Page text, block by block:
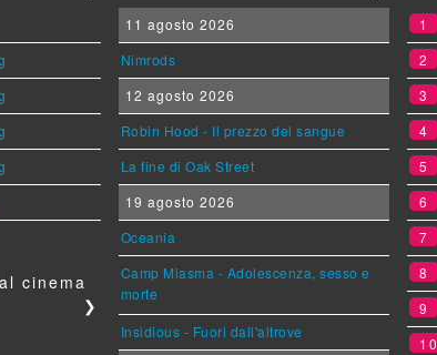
cinema
❯
11 agosto 2026
Nimrods
12 agosto 2026
Robin Hood - Il prezzo del sangue
La fine di Oak Street
19 agosto 2026
Oceania
Camp Miasma - Adolescenza, sesso e
morte
Insidious - Fuori dall'altrove
1
2
3
4
5
6
7
8
9
10